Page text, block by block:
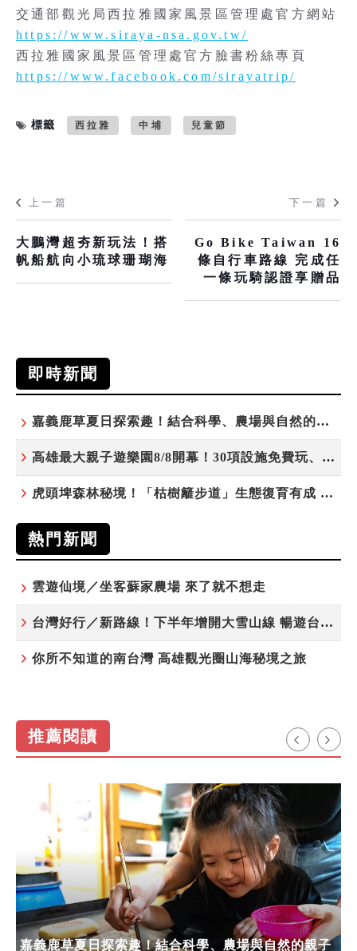
交通部觀光局西拉雅國家風景區管理處官方網站
https://www.siraya-nsa.gov.tw/
西拉雅國家風景區管理處官方臉書粉絲專頁
https://www.facebook.com/sirayatrip/
標籤 西拉雅 中埔 兒童節
上一篇
大鵬灣超夯新玩法！搭
帆船航向小琉球珊瑚海
下一篇
Go Bike Taiwan 16
條自行車路線 完成任
一條玩騎認證享贈品
即時新聞
嘉義鹿草夏日探索趣！結合科學、農場與自然的親子小旅行
高雄最大親子遊樂園8/8開幕！30項設施免費玩、YOYO家族嗨翻暑假
虎頭埤森林秘境！「枯樹籬步道」生態復育有成 走進大自然生命教室
熱門新聞
雲遊仙境／坐客蘇家農場 來了就不想走
台灣好行／新路線！下半年增開大雪山線 暢遊台中更便利
你所不知道的南台灣 高雄觀光圈山海秘境之旅
推薦閱讀
嘉義鹿草夏日探索趣！結合科學、農場與自然的親子